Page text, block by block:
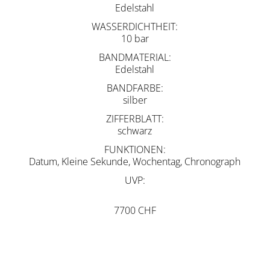
Edelstahl
WASSERDICHTHEIT
10 bar
BANDMATERIAL
Edelstahl
BANDFARBE
silber
ZIFFERBLATT
schwarz
FUNKTIONEN
Datum, Kleine Sekunde, Wochentag, Chronograph
UVP
7700 CHF